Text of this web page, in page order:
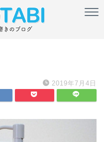
2019年7月4日